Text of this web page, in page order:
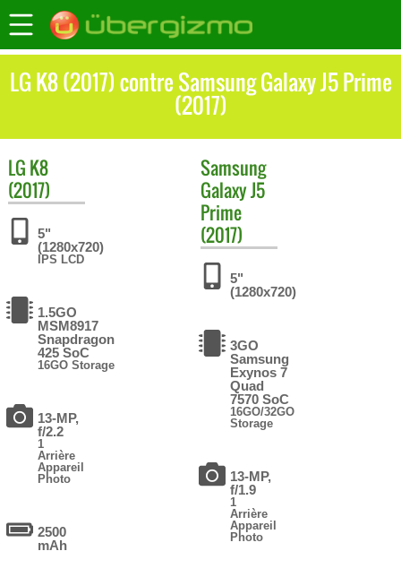
LG K8 (2017) contre Samsung Galaxy J5 Prime
(2017)
LG K8
(2017)
5"
(1280x720)
IPS LCD
1.5GO
MSM8917
Snapdragon
425 SoC
16GO Storage
13-MP,
f/2.2
1
Arrière
Appareil
Photo
2500
mAh
Samsung
Galaxy J5
Prime
(2017)
5"
(1280x720)
3GO
Samsung
Exynos 7
Quad
7570 SoC
16GO/32GO
Storage
13-MP,
f/1.9
1
Arrière
Appareil
Photo